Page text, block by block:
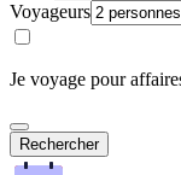
Voyageurs
Je voyage pour
Rechercher